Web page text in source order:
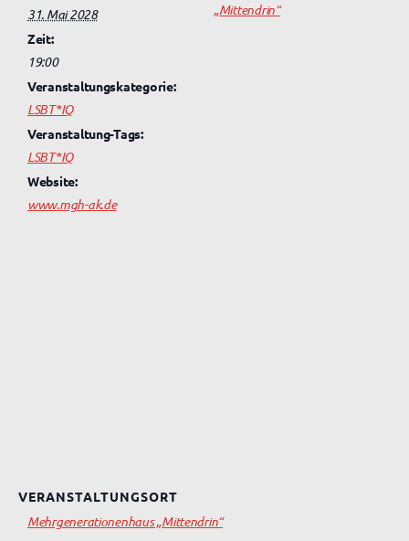
31. Mai 2028
Zeit:
19:00
Veranstaltungskategorie:
LSBT*IQ
Veranstaltung-Tags:
LSBT*IQ
Website:
www.mgh-ak.de
„Mittendrin“
VERANSTALTUNGSORT
Mehrgenerationenhaus „Mittendrin“